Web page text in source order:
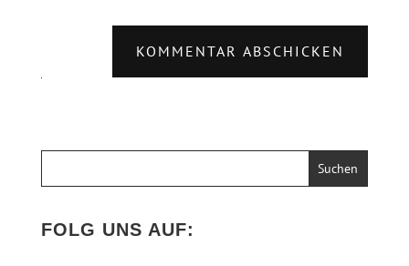
KOMMENTAR ABSCHICKEN
FOLG UNS AUF: